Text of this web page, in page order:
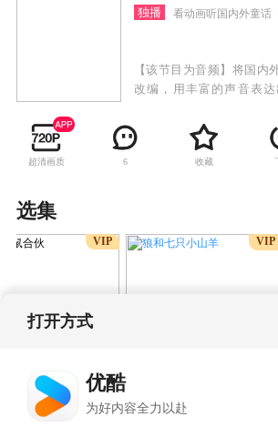
独播 看动画听国内外童话
【该节目为音频】将国内
改编，用丰富的声音表
化。使故事集“绘画”、“文
戏剧”等艺术形式与一体。
事文化，创造家庭阅读和
超清画质 6 收藏
选集
VIP VIP
京ICP备06050721号-1
打开方式
优酷
为好内容全力以赴